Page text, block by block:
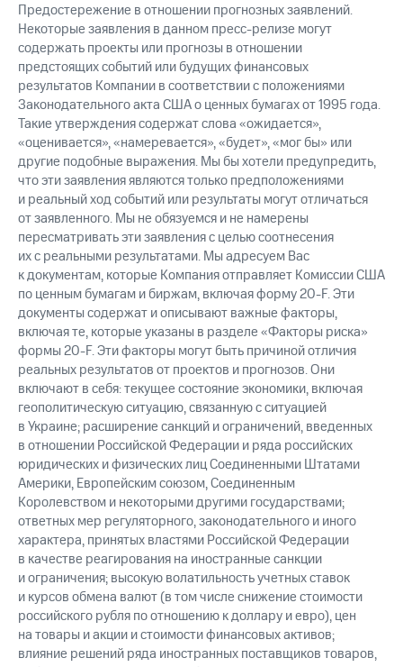
Предостережение в отношении прогнозных заявлений.
Некоторые заявления в данном пресс-релизе могут
содержать проекты или прогнозы в отношении
предстоящих событий или будущих финансовых
результатов Компании в соответствии с положениями
Законодательного акта США о ценных бумагах от 1995 года.
Такие утверждения содержат слова «ожидается»,
«оценивается», «намеревается», «будет», «мог бы» или
другие подобные выражения. Мы бы хотели предупредить,
что эти заявления являются только предположениями
и реальный ход событий или результаты могут отличаться
от заявленного. Мы не обязуемся и не намерены
пересматривать эти заявления с целью соотнесения
их с реальными результатами. Мы адресуем Вас
к документам, которые Компания отправляет Комиссии США
по ценным бумагам и биржам, включая форму 20-F. Эти
документы содержат и описывают важные факторы,
включая те, которые указаны в разделе «Факторы риска»
формы 20-F. Эти факторы могут быть причиной отличия
реальных результатов от проектов и прогнозов. Они
включают в себя: текущее состояние экономики, включая
геополитическую ситуацию, связанную с ситуацией
в Украине; расширение санкций и ограничений, введенных
в отношении Российской Федерации и ряда российских
юридических и физических лиц Соединенными Штатами
Америки, Европейским союзом, Соединенным
Королевством и некоторыми другими государствами;
ответных мер регуляторного, законодательного и иного
характера, принятых властями Российской Федерации
в качестве реагирования на иностранные санкции
и ограничения; высокую волатильность учетных ставок
и курсов обмена валют (в том числе снижение стоимости
российского рубля по отношению к доллару и евро), цен
на товары и акции и стоимости финансовых активов;
влияние решений ряда иностранных поставщиков товаров,